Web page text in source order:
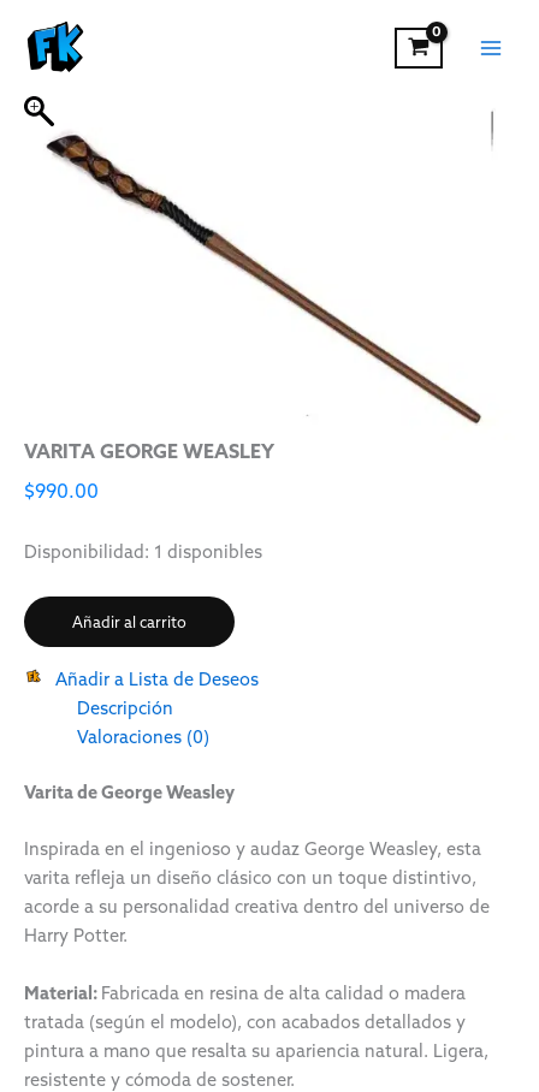
contenido
VARITA GEORGE WEASLEY
$990.00
Disponibilidad: 1 disponibles
GEORGE
WEASLEY
Añadir al carrito
Añadir a Lista de Deseos
Descripción
Valoraciones (0)
Varita de George Weasley
Inspirada en el ingenioso y audaz George Weasley, esta
varita refleja un diseño clásico con un toque distintivo,
acorde a su personalidad creativa dentro del universo de
Harry Potter.
Material: Fabricada en resina de alta calidad o madera
tratada (según el modelo), con acabados detallados y
pintura a mano que resalta su apariencia natural. Ligera,
resistente y cómoda de sostener.